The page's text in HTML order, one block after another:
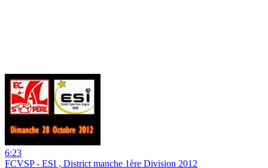
6:23
FCVSP - ESI , District manche 1ère Division 2012